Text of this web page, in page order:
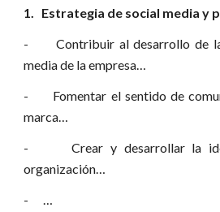
1. Estrategia de social media y
- Contribuir al desarrollo de la
media de la empresa…
- Fomentar el sentido de
marca…
- Crear y desarrollar la
organización…
- …